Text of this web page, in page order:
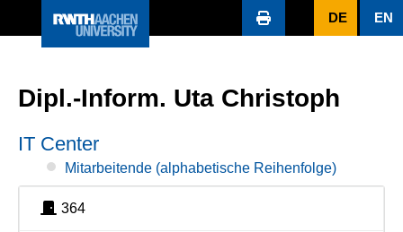
DE EN
Dipl.-Inform. Uta Christoph
IT Center
Mitarbeitende (alphabetische Reihenfolge)
364